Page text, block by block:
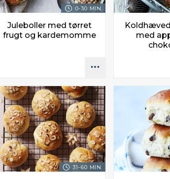
0-30 MIN.
Juleboller med tørret
frugt og kardemomme
med
31-60 MIN.